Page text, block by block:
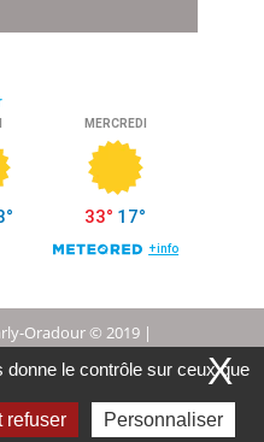
Oradour © 2019 |
de site internet pour
- WeeCity
X
le contrôle sur ceux que
refuser Personnaliser